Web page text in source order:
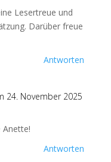
Lesertreue und
Darüber freue
Antworten
24. November 2025
Anette!
Antworten